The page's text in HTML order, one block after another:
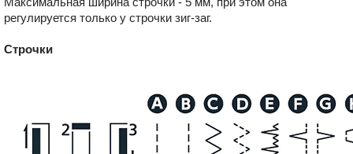
регулируется только у строчки зиг-заг.
Строчки